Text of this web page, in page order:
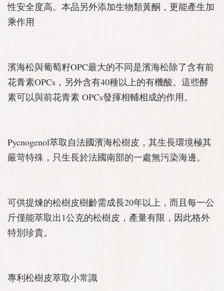
性安全度高。本品另外添加生物類黃酮，更能產生加
乘作用
濱海松與葡萄籽OPC最大的不同是濱海松除了含有前
花青素OPCs，另外含有40種以上的有機酸。這些酵
素可以與前花青素 OPCs發揮相輔相成的作用。
Pycnogenol萃取自法國濱海松樹皮，其生長環境極其
嚴苛特殊，只生長於法國南部的一處無污染海邊。
可供提煉的松樹皮樹齡需成長20年以上，而且每一公
斤僅能萃取出1公克的松樹皮，產量有限，因此格外
特別珍貴。
專利松樹皮萃取小常識